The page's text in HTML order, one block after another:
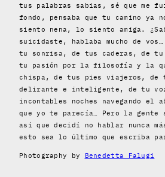
tus palabras sabias, sé que me
fondo, pensaba que tu camino ya
siento nena, lo siento amiga.
suicidaste, hablaba mucho de
tu sonrisa, de tus caderas, de tu
tu pasión por la filosofía y la
chispa, de tus pies viajeros, de
delirante e inteligente, de tu
incontables noches navegando el
que yo te parecía… Pero la gente
así que decidí no hablar nunca
esto sea lo último que escriba
Photography by Benedetta Falugi